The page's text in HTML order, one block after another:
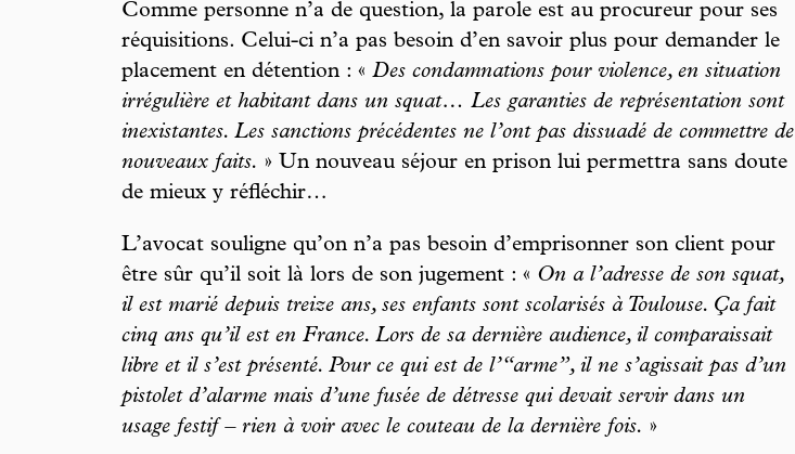
Comme personne n’a de question, la parole est au procureur pour ses
réquisitions. Celui-ci n’a pas besoin d’en savoir plus pour demander le
placement en détention : « Des condamnations pour violence, en situation
irrégulière et habitant dans un squat… Les garanties de représentation sont
inexistantes. Les sanctions précédentes ne l’ont pas dissuadé de commettre de
nouveaux faits. » Un nouveau séjour en prison lui permettra sans doute
de mieux y réfléchir…
L’avocat souligne qu’on n’a pas besoin d’emprisonner son client pour
être sûr qu’il soit là lors de son jugement : « On a l’adresse de son squat,
il est marié depuis treize ans, ses enfants sont scolarisés à Toulouse. Ça fait
cinq ans qu’il est en France. Lors de sa dernière audience, il comparaissait
libre et il s’est présenté. Pour ce qui est de l’“arme”, il ne s’agissait pas d’un
pistolet d’alarme mais d’une fusée de détresse qui devait servir dans un
usage festif – rien à voir avec le couteau de la dernière fois. »